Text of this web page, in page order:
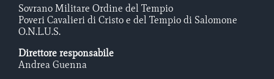
Sovrano Militare Ordine del Tempio
Poveri Cavalieri di Cristo e del Tempio di Salomone
O.N.L.U.S.
Direttore responsabile
Andrea Guenna